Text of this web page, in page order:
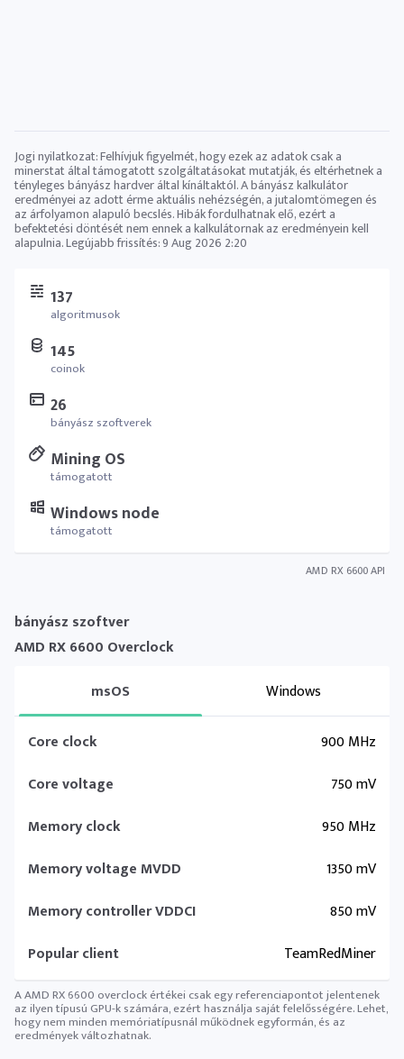
137
algoritmusok
145
coinok
26
bányász szoftverek
Mining OS
támogatott
Windows node
támogatott
AMD RX 6600 API
bányász szoftver
AMD RX 6600 Overclock
msOS
Windows
Core clock
900 MHz
Core voltage
750 mV
Memory clock
950 MHz
Memory voltage MVDD
1350 mV
Memory controller VDDCI
850 mV
Popular client
TeamRedMiner
A AMD RX 6600 overclock értékei csak egy referenciapontot jelentenek
az ilyen típusú GPU-k számára, ezért használja saját felelősségére. Lehet,
hogy nem minden memóriatípusnál működnek egyformán, és az
eredmények változhatnak.
Jogi nyilatkozat: Felhívjuk figyelmét, hogy ezek az adatok csak a
minerstat által támogatott szolgáltatásokat mutatják, és eltérhetnek a
tényleges bányász ​​hardver által kínáltaktól. A bányász ​​kalkulátor
eredményei az adott érme aktuális nehézségén, a jutalomtömegen és
az árfolyamon alapuló becslés. Hibák fordulhatnak elő, ezért a
befektetési döntését nem ennek a kalkulátornak az eredményein kell
alapulnia. Legújabb frissítés:9 Aug 2026 2:20